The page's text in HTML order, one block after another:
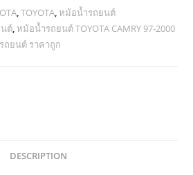
,TOYOTA,หม้อน้ำรถยนต์
ต์,หม้อน้ำรถยนต์ TOYOTA CAMRY 97-2000
ถยนต์ ราคาถูก
DESCRIPTION